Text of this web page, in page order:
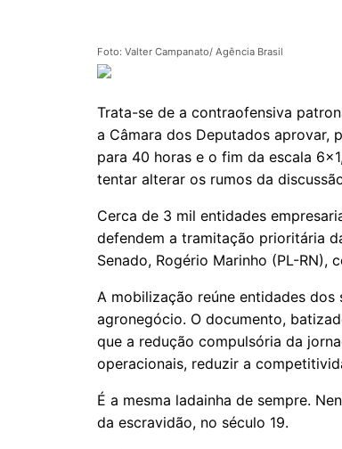
Foto: Valter Campanato/ Agência Brasil
Trata-se de a contraofensiva
a Câmara dos Deputados aprovar,
para 40 horas e o fim da escala
tentar alterar os rumos da
Cerca de 3 mil entidades
defendem a tramitação prioritária
Senado, Rogério Marinho (PL-
A mobilização reúne entidades
agronegócio. O documento,
que a redução compulsória da
operacionais, reduzir a
É a mesma ladainha de sempre.
da escravidão, no século 19.